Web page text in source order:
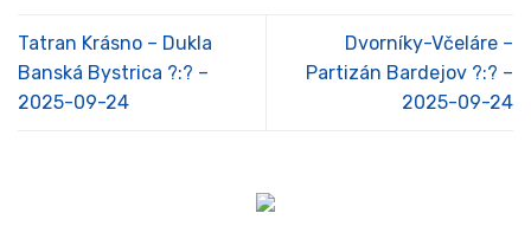
Tatran Krásno – Dukla
Banská Bystrica ?:? –
2025-09-24
Dvorníky-Včeláre –
Partizán Bardejov ?:? –
2025-09-24